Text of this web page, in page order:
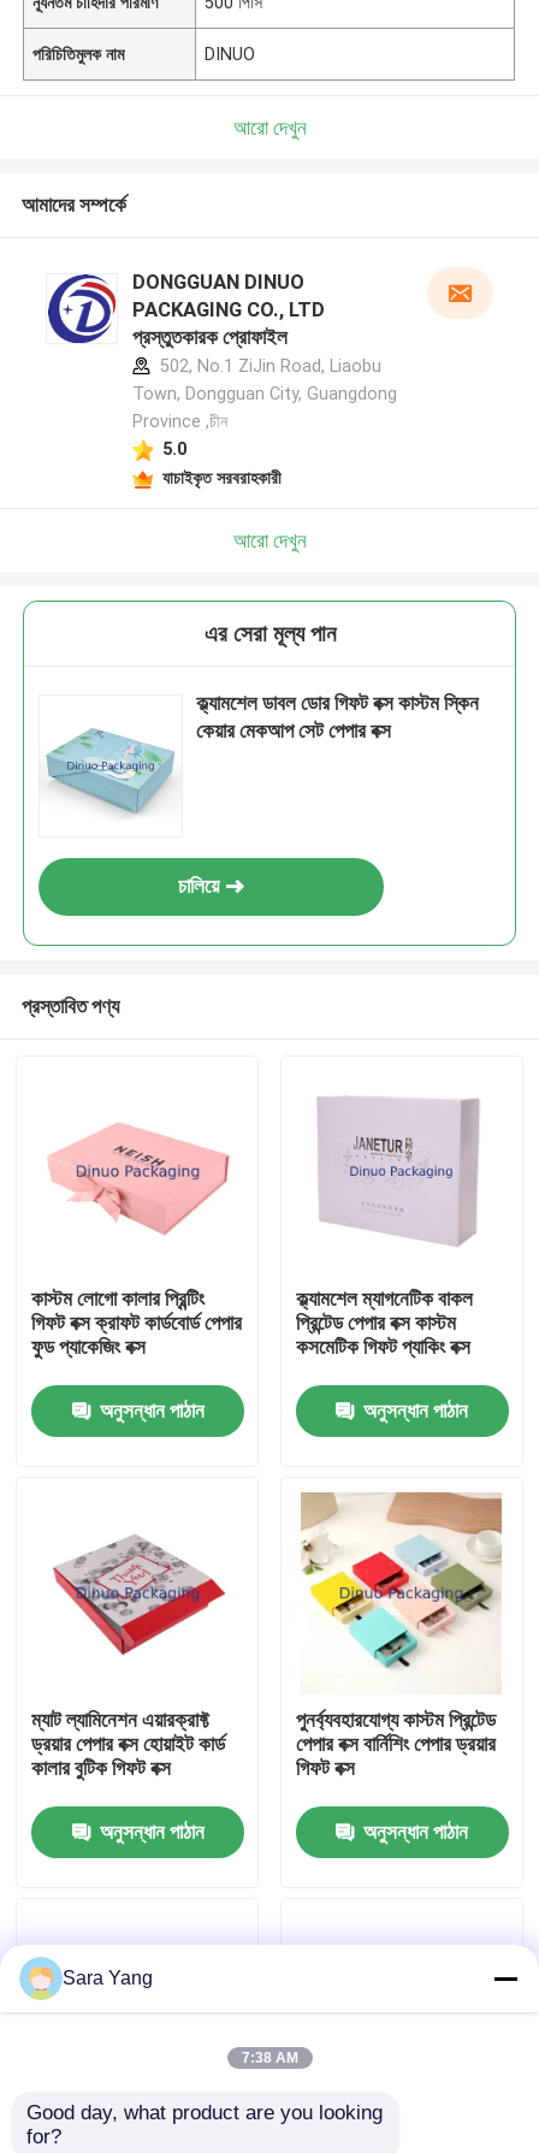
ভিডিও
কারখানা ভ্রমণ
মান নিয়ন্ত্রণ
খবর
বুদ্বুদ মেইলিং ব্যাগ
পরিচিতিমুলক নাম DINUO
আরো দেখুন
আমাদের সম্পর্কে
DONGGUAN DINUO
PACKAGING CO., LTD
প্রস্তুতকারক প্রোফাইল
502, No.1 ZiJin Road, Liaobu
Town, Dongguan City, Guangdong
Province ,চীন
5.0
যাচাইকৃত সরবরাহকারী
আরো দেখুন
এর সেরা মূল্য পান
ক্ল্যামশেল ডাবল ডোর গিফট বক্স কাস্টম স্কিন
কেয়ার মেকআপ সেট পেপার বক্স
চালিয়ে
প্রস্তাবিত পণ্য
কাস্টম লোগো কালার প্রিন্টিং
গিফট বক্স ক্রাফট কার্ডবোর্ড পেপার
ফুড প্যাকেজিং বক্স
অনুসন্ধান পাঠান
ক্ল্যামশেল ম্যাগনেটিক বাকল
প্রিন্টেড পেপার বক্স কাস্টম
কসমেটিক গিফট প্যাকিং বক্স
অনুসন্ধান পাঠান
ম্যাট ল্যামিনেশন এয়ারক্রাফ্ট
ড্রয়ার পেপার বক্স হোয়াইট কার্ড
কালার বুটিক গিফট বক্স
অনুসন্ধান পাঠান
পুনর্ব্যবহারযোগ্য কাস্টম প্রিন্টেড
পেপার বক্স বার্নিশিং পেপার ড্রয়ার
গিফট বক্স
অনুসন্ধান পাঠান
ম্যাগনেটিক সাকশন ক্ল্যামশেল
Sara Yang
7:38 AM
Good day, what product are you looking
for?